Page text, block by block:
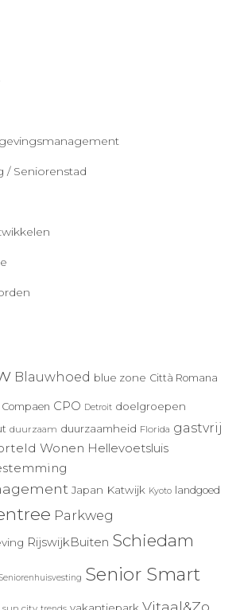
/ Seniorenstad
Blauwhoed blue zone Città Romana
Compaen CPO Detroit doelgroepen
duurzaam duurzaamheid Florida gastvrij
Wonen Hellevoetsluis
Japan Katwijk Kyoto landgoed
Parkweg
RijswijkBuiten Schiedam
Senior Smart
vakantiepark Vitaal&Zo